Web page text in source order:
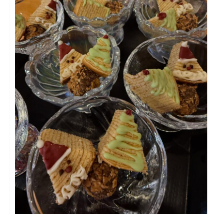
医療法人 京都翔医会
西京都病院
西京都クリニック
洛桂の郷
桂寿の郷
訪問看護ステーション秋桜
上桂の郷
ファミリエール吉祥院
教育（共に生きる仲間達）
学校法人明星学園 関東福祉専門学校
国際医療専門学校 浦和学院高等学校
明星幼稚園 志学会高等学校
特定非営利活動法人ファイアーレッズメディカルスポ
ーツクラブ